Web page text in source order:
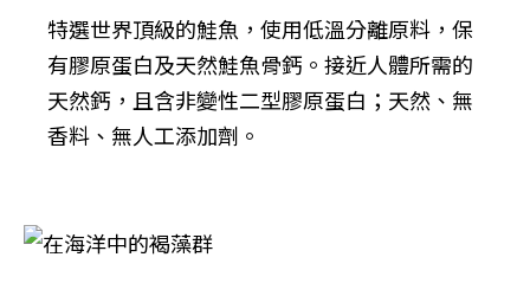
特選世界頂級的鮭魚，使用低溫分離原料，保
有膠原蛋白及天然鮭魚骨鈣。接近人體所需的
天然鈣，且含非變性二型膠原蛋白；天然、無
香料、無人工添加劑。